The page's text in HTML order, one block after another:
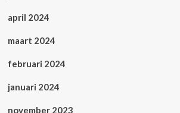
april 2024
maart 2024
februari 2024
januari 2024
november 2023